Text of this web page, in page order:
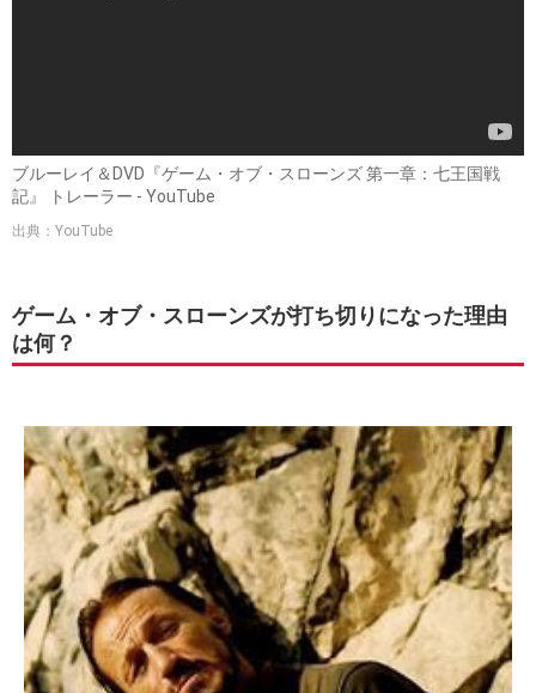
ブルーレイ＆DVD『ゲーム・オブ・スローンズ 第一章：七王国戦
記』 トレーラー - YouTube
出典：YouTube
ゲーム・オブ・スローンズが打ち切りになった理由
は何？